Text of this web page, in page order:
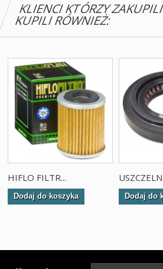
KLIENCI KTÓRZY
KUPILI RÓWNIEŻ:
HIFLO FILTR...
Dodaj do koszyka Dodaj do